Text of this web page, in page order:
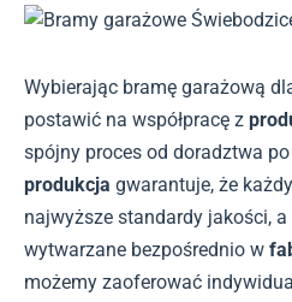
Wybierając bramę garażową
postawić na współpracę z
spójny proces od doradztwa
produkcja gwarantuje, że
najwyższe standardy jakości,
wytwarzane bezpośrednio w
możemy zaoferować